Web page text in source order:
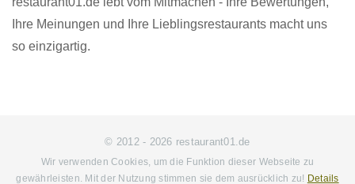
Ihre Meinungen und Ihre Lieblingsrestaurants macht uns
so einzigartig.
© 2012 - 2026 restaurant01.de
Wir verwenden Cookies, um die Funktion dieser Webseite zu
gewährleisten. Mit der Nutzung stimmen sie dem ausrücklich zu! Details